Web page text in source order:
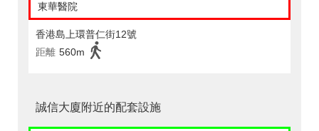
東華醫院
香港島上環普仁街12號
距離 560m
誠信大廈附近的配套設施